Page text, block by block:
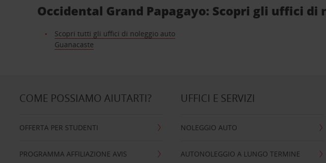
Occidental Grand Papagayo: Scopri gli uffici
Scopri tutti gli uffici di noleggio auto
Guanacaste
COME POSSIAMO AIUTARTI?
OFFERTA PER STUDENTI
PROGRAMMA AFFILIAZIONE AVIS
UFFICI E SERVIZI
NOLEGGIO AUTO
AUTONOLEGGIO A LUNGO TERMINE